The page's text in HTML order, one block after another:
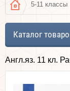
5-11 классы
Каталог
Англ.яз. 11 кл.